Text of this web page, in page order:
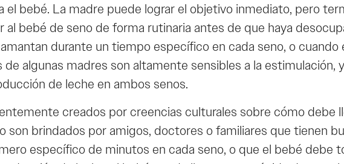
el bebé. La madre puede lograr el objetivo inmediato, pero
bebé de seno de forma rutinaria antes de que haya
durante un tiempo específico en cada seno, o
algunas madres son altamente sensibles a la estimulación,
de leche en ambos senos.
creados por creencias culturales sobre cómo debe
son brindados por amigos, doctores o familiares que tienen
específico de minutos en cada seno, o que el bebé debe